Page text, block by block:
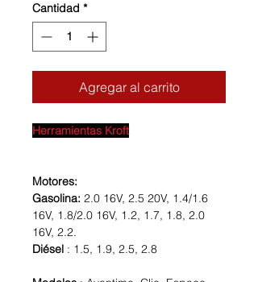
Cantidad *
Agregar al carrito
Herramientas Kroft
Motores:
Gasolina: 2.0 16V, 2.5 20V, 1.4/1.6
16V, 1.8/2.0 16V, 1.2, 1.7, 1.8, 2.0
16V, 2.2.
Diésel : 1.5, 1.9, 2.5, 2.8